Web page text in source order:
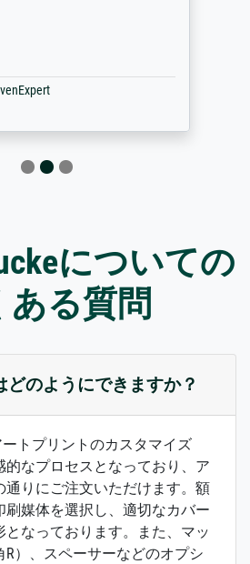
についての
ある質問
どのようにできますか？
ートプリントのカスタマイズ
的なプロセスとなっており、ア
通りにご注文いただけます。額
刷媒体を選択し、適切なカバー
なっております。また、マッ
R）、スペーサーなどのオプシ